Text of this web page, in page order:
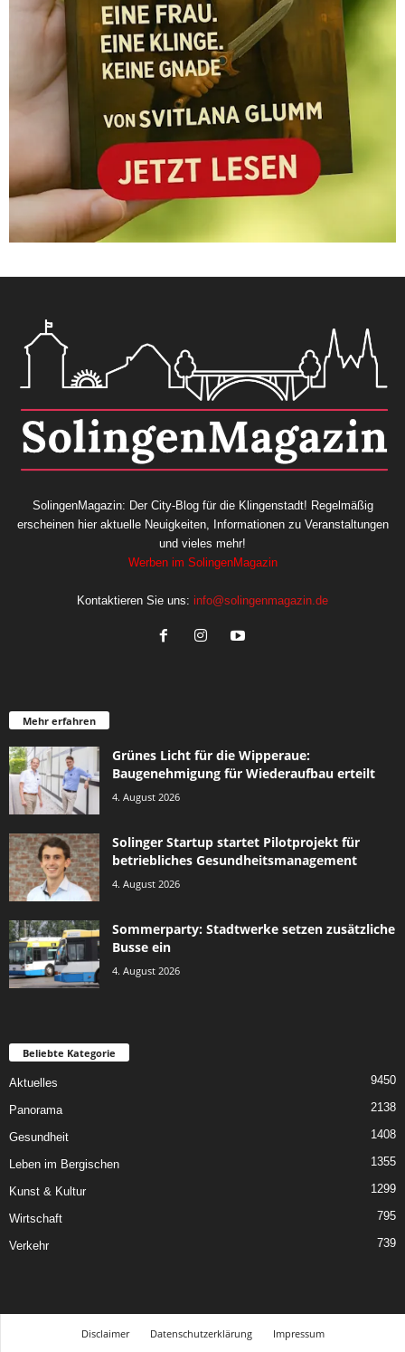
SolingenMagazin: Der City-Blog für die Klingenstadt! Regelmäßig
erscheinen hier aktuelle Neuigkeiten, Informationen zu Veranstaltungen
und vieles mehr!
Werben im SolingenMagazin
Kontaktieren Sie uns: info@solingenmagazin.de
Mehr erfahren
Grünes Licht für die Wipperaue:
Baugenehmigung für Wiederaufbau erteilt
4. August 2026
Solinger Startup startet Pilotprojekt für
betriebliches Gesundheitsmanagement
4. August 2026
Sommerparty: Stadtwerke setzen zusätzliche
Busse ein
4. August 2026
Beliebte Kategorie
Aktuelles 9450
Panorama 2138
Gesundheit 1408
Leben im Bergischen 1355
Kunst & Kultur 1299
Wirtschaft 795
Verkehr 739
Disclaimer Datenschutzerklärung Impressum